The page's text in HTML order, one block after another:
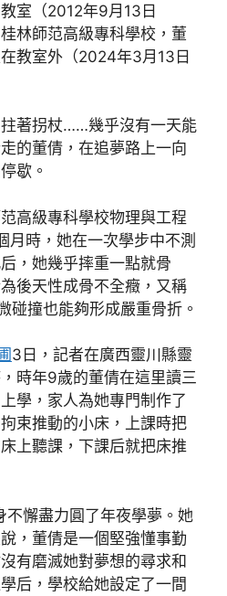
室（2012年9月13日
林師范高級專科學校，董
教室外（2024年3月13日
著拐杖……幾乎沒有一天能
的董倩，在追夢路上一向
歇。
高級專科學校物理與工程
月時，她在一次學步中不測
，她幾乎摔重一點就骨
後天性成骨不全癥，又稱
碰撞也能夠形成嚴重骨折。
3日，記者在廣西靈川縣靈
時年9歲的董倩在這里讀三
學，家人為她專門制作了
束推動的小床，上課時把
上聽課，下課后就把床推
懈盡力圓了年夜學夢。她
，董倩是一個堅強懂事勤
有磨滅她對夢想的尋求和
后，學校給她設定了一間